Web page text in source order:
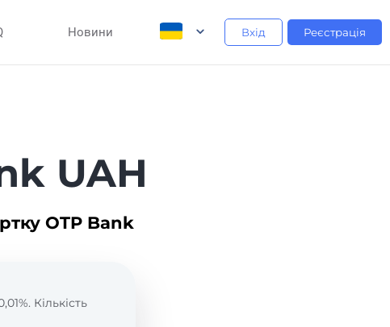
Новини Вхід Реєстрація
UAH
OTP Bank
Кількість